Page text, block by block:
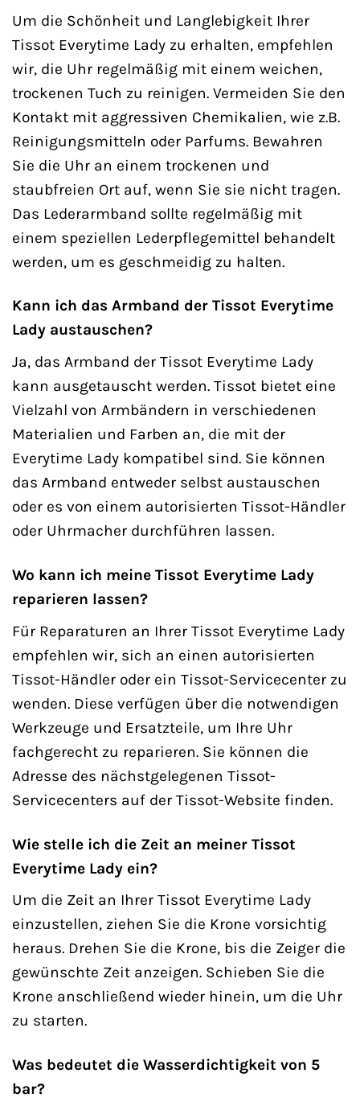
Um die Schönheit und Langlebigkeit Ihrer
Tissot Everytime Lady zu erhalten, empfehlen
wir, die Uhr regelmäßig mit einem weichen,
trockenen Tuch zu reinigen. Vermeiden Sie den
Kontakt mit aggressiven Chemikalien, wie z.B.
Reinigungsmitteln oder Parfums. Bewahren
Sie die Uhr an einem trockenen und
staubfreien Ort auf, wenn Sie sie nicht tragen.
Das Lederarmband sollte regelmäßig mit
einem speziellen Lederpflegemittel behandelt
werden, um es geschmeidig zu halten.
Kann ich das Armband der Tissot Everytime
Lady austauschen?
Ja, das Armband der Tissot Everytime Lady
kann ausgetauscht werden. Tissot bietet eine
Vielzahl von Armbändern in verschiedenen
Materialien und Farben an, die mit der
Everytime Lady kompatibel sind. Sie können
das Armband entweder selbst austauschen
oder es von einem autorisierten Tissot-Händler
oder Uhrmacher durchführen lassen.
Wo kann ich meine Tissot Everytime Lady
reparieren lassen?
Für Reparaturen an Ihrer Tissot Everytime Lady
empfehlen wir, sich an einen autorisierten
Tissot-Händler oder ein Tissot-Servicecenter zu
wenden. Diese verfügen über die notwendigen
Werkzeuge und Ersatzteile, um Ihre Uhr
fachgerecht zu reparieren. Sie können die
Adresse des nächstgelegenen Tissot-
Servicecenters auf der Tissot-Website finden.
Wie stelle ich die Zeit an meiner Tissot
Everytime Lady ein?
Um die Zeit an Ihrer Tissot Everytime Lady
einzustellen, ziehen Sie die Krone vorsichtig
heraus. Drehen Sie die Krone, bis die Zeiger die
gewünschte Zeit anzeigen. Schieben Sie die
Krone anschließend wieder hinein, um die Uhr
zu starten.
Was bedeutet die Wasserdichtigkeit von 5
bar?